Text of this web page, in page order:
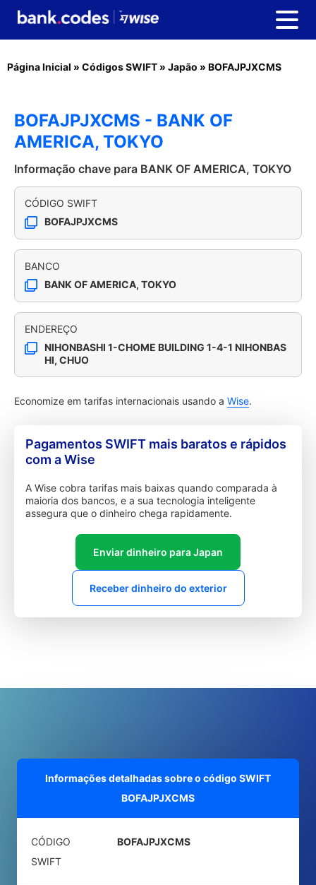
Página Inicial » Códigos SWIFT » Japão » BOFAJPJXCMS
BOFAJPJXCMS - BANK OF
AMERICA, TOKYO
Informação chave para BANK OF AMERICA, TOKYO
CÓDIGO SWIFT
BOFAJPJXCMS
BANCO
BANK OF AMERICA, TOKYO
ENDEREÇO
NIHONBASHI 1-CHOME BUILDING 1-4-1 NIHONBAS
HI, CHUO
Economize em tarifas internacionais usando a Wise.
Pagamentos SWIFT mais baratos e rápidos
com a Wise
A Wise cobra tarifas mais baixas quando comparada à
maioria dos bancos, e a sua tecnologia inteligente
assegura que o dinheiro chega rapidamente.
Enviar dinheiro para Japan
Receber dinheiro do exterior
Informações detalhadas sobre o código SWIFT
BOFAJPJXCMS
CÓDIGO
SWIFT
BOFAJPJXCMS